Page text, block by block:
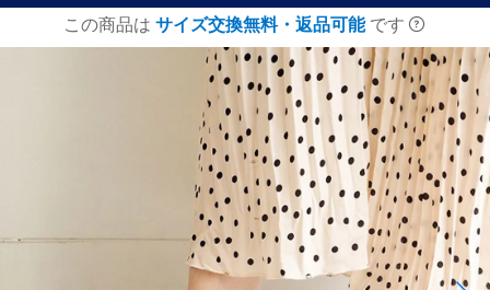
この商品は サイズ交換無料・返品可能 です